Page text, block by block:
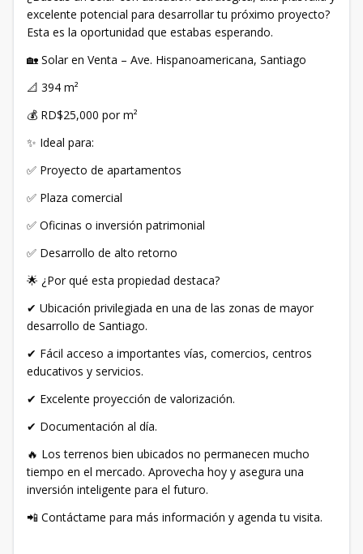
excelente potencial para desarrollar tu próximo proyecto?
Esta es la oportunidad que estabas esperando.
🏡 Solar en Venta – Ave. Hispanoamericana, Santiago
📐 394 m²
💰 RD$25,000 por m²
✨ Ideal para:
✅ Proyecto de apartamentos
✅ Plaza comercial
✅ Oficinas o inversión patrimonial
✅ Desarrollo de alto retorno
🌟 ¿Por qué esta propiedad destaca?
✔ Ubicación privilegiada en una de las zonas de mayor
desarrollo de Santiago.
✔ Fácil acceso a importantes vías, comercios, centros
educativos y servicios.
✔ Excelente proyección de valorización.
✔ Documentación al día.
🔥 Los terrenos bien ubicados no permanecen mucho
tiempo en el mercado. Aprovecha hoy y asegura una
inversión inteligente para el futuro.
📲 Contáctame para más información y agenda tu visita.